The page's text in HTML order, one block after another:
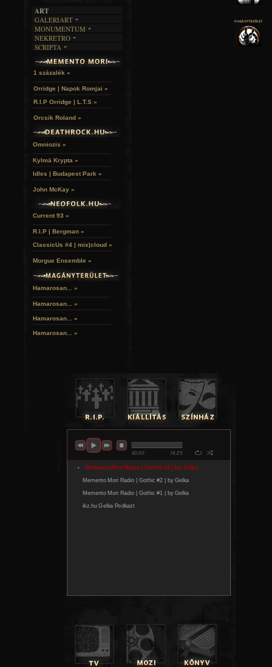
ART
GALERIART
ARTGALERI
KÉPREGÉNYEK
LAKÁSKULTS
MONUMENTUM
TEMETŐK
TEMPLOMOK
VÁRAK
HELYEK
NEKRETRO
SZUBKULT
FEKETE LYUK
RELIKVIÁK
SCRIPTA
NOVELLÁK
VERSEK
1 százalék »
Orridge | Napok Romjai »
R.I.P Orridge | L.T.S »
Orcsik Roland »
Omniozis »
Kylmä Krypta »
Idles | Budapest Park »
John McKay »
Current 93 »
R.I.P | Bergman »
ClassicUs #4 | mix|cloud »
Morgue Ensemble »
Hamarosan... »
Hamarosan... »
Hamarosan... »
Hamarosan... »